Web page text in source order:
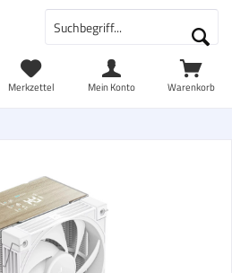
Warenkorb
Merkzettel Mein Konto